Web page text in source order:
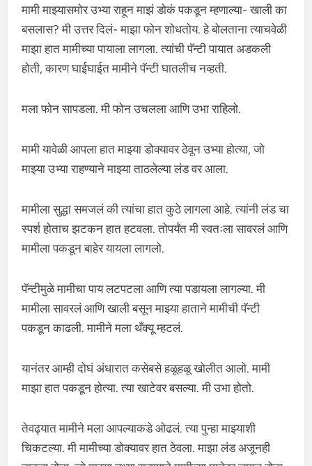
मामी माझ्यासमोर उभ्या राहून माझं डोकं पकडून म्हणाल्या- खाली का
बसलास? मी उत्तर दिलं- माझा फोन शोधतोय. हे बोलताना त्याचवेळी
माझा हात मामीच्या पायाला लागला. त्यांची पॅन्टी पायात अडकली
होती, कारण घाईघाईत मामीने पॅन्टी घातलीच नव्हती.
मला फोन सापडला. मी फोन उचलला आणि उभा राहिलो.
मामी यावेळी आपला हात माझ्या डोक्यावर ठेवून उभ्या होत्या, जो
माझ्या उभ्या राहण्याने माझ्या ताठलेल्या लंड वर आला.
मामीला सुद्धा समजलं की त्यांचा हात कुठे लागला आहे. त्यांनी लंड चा
स्पर्श होताच झटकन हात हटवला. तोपर्यंत मी स्वतःला सावरलं आणि
मामीला पकडून बाहेर यायला लागलो.
पॅन्टीमुळे मामीचा पाय लटपटला आणि त्या पडायला लागल्या. मी
मामीला सावरलं आणि खाली बसून माझ्या हाताने मामीची पॅन्टी
पकडून काढली. मामीने मला थँक्यू म्हटलं.
यानंतर आम्ही दोघं अंधारात कसेबसे हळूहळू खोलीत आलो. मामी
माझा हात पकडून होत्या. त्या खाटेवर बसल्या. मी उभा होतो.
तेवढ्यात मामीने मला आपल्याकडे ओढलं. त्या पुन्हा माझ्याशी
चिकटल्या. मी मामीच्या डोक्यावर हात ठेवला. माझा लंड अजूनही